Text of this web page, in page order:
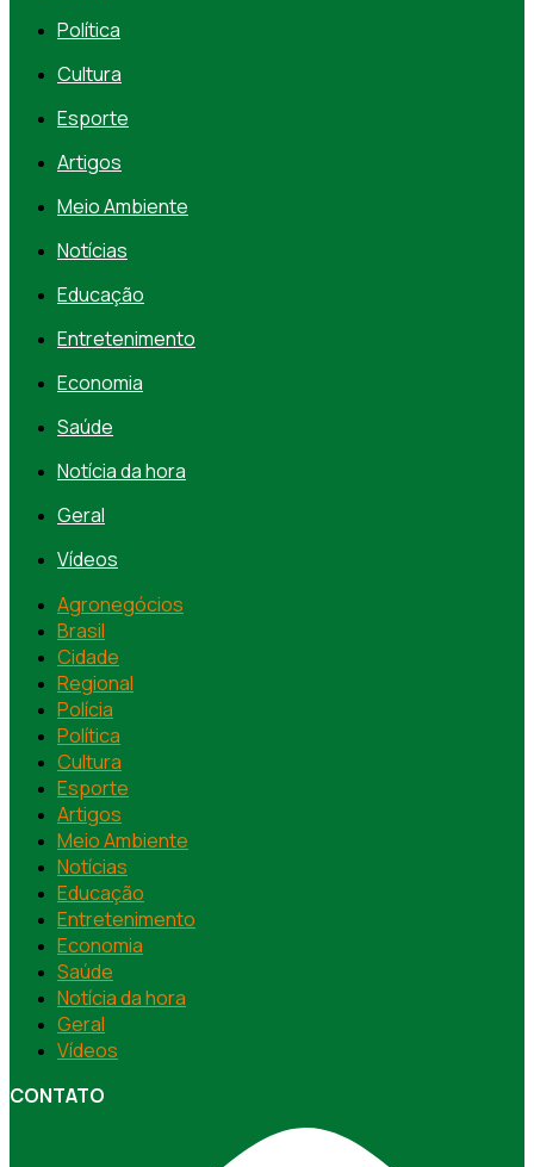
Política
Cultura
Esporte
Artigos
Meio Ambiente
Notícias
Educação
Entretenimento
Economia
Saúde
Notícia da hora
Geral
Vídeos
Agronegócios
Brasil
Cidade
Regional
Polícia
Política
Cultura
Esporte
Artigos
Meio Ambiente
Notícias
Educação
Entretenimento
Economia
Saúde
Notícia da hora
Geral
Vídeos
CONTATO